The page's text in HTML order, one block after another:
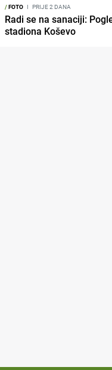
/FOTO I PRIJE 2 DANA
Radi se na sanaciji:
stadiona Koševo